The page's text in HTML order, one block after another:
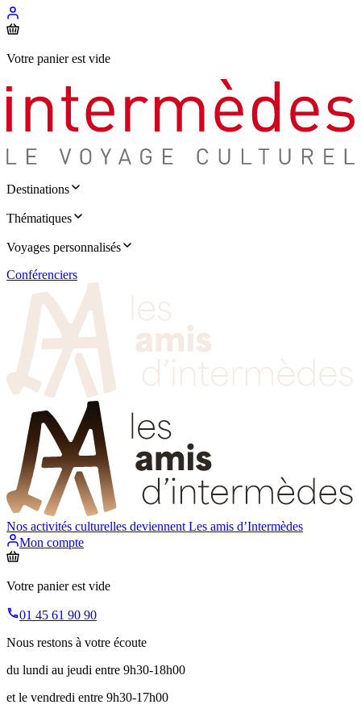
Votre panier est vide
Destinations
Thématiques
Voyages personnalisés
Conférenciers
Nos activités culturelles deviennent Les amis d’Intermèdes
Mon compte
Votre panier est vide
01 45 61 90 90
Nous restons à votre écoute
du lundi au jeudi entre 9h30-18h00
et le vendredi entre 9h30-17h00